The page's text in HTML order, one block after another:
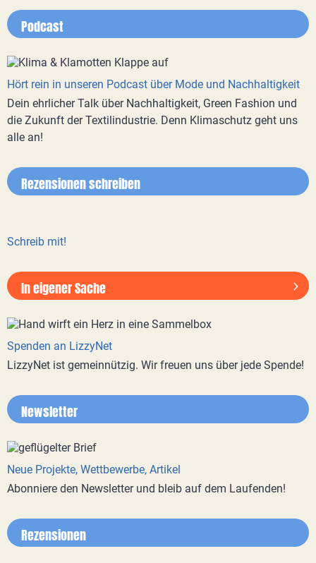
Podcast
Hört rein in unseren Podcast über Mode und Nachhaltigkeit
Dein ehrlicher Talk über Nachhaltigkeit, Green Fashion und
die Zukunft der Textilindustrie. Denn Klimaschutz geht uns
alle an!
Rezensionen schreiben
Schreib mit!
In eigener Sache
Spenden an LizzyNet
LizzyNet ist gemeinnützig. Wir freuen uns über jede Spende!
Newsletter
Neue Projekte, Wettbewerbe, Artikel
Abonniere den Newsletter und bleib auf dem Laufenden!
Rezensionen